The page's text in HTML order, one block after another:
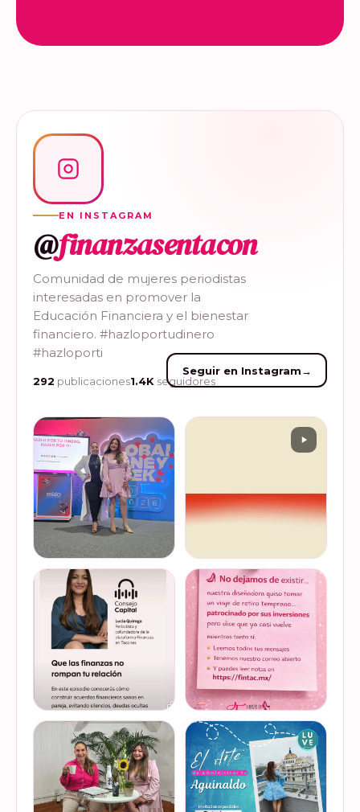
EN INSTAGRAM
@finanzasentacon
Comunidad de mujeres periodistas
interesadas en promover la
Educación Financiera y el bienestar
financiero. #hazloportudinero
#hazloporti
292 publicaciones1.4K seguidores
Seguir en Instagram→
Felices de haber sido
invitadas, por cuarto año
consecutivo, a participar en
la Global Money Week, una
iniciativa que impulsa la
educación f…
VER EN
INSTAGRAM
Del 17 al 22 de marzo se
lleva a cabo la Global
Money Week 2026 (Semana
Mundial del Dinero).
Finanzas en Tacones
somos parte de esta
Jornada…
VER EN
INSTAGRAM
@lucyquiroga tuvo la
oportunidad de conversar
con la gran Ilana Sod, en el
#podcast Consejo Capital
de @scotiabankmx Gracias
por la invitac…
VER EN
INSTAGRAM
Prometemos que no
desaparecimos… solo
estamos reorganizando
todo (y esperando a que el
diseñador vuelva del retiro
😅). No estamos publicand…
VER EN
INSTAGRAM